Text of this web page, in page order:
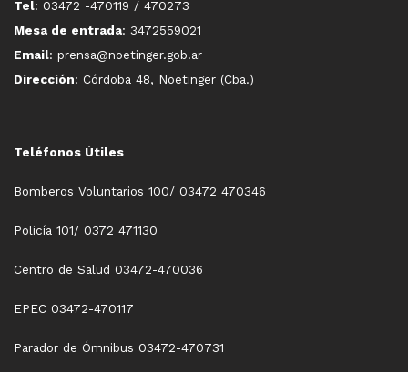
Tel: 03472 -470119 / 470273
Mesa de entrada: 3472559021
Email: prensa@noetinger.gob.ar
Dirección: Córdoba 48, Noetinger (Cba.)
Teléfonos Útiles
Bomberos Voluntarios 100/ 03472 470346
Policía 101/ 0372 471130
Centro de Salud 03472-470036
EPEC 03472-470117
Parador de Ómnibus 03472-470731